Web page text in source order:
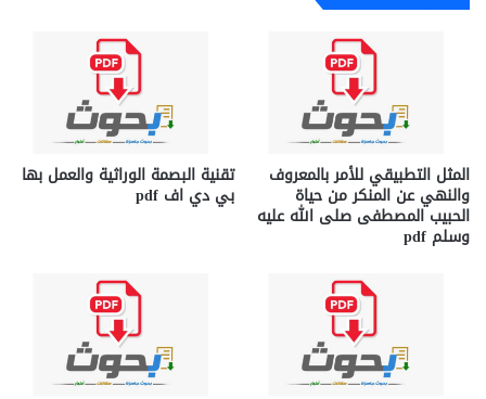
المثل التطبيقي للأمر بالمعروف
والنهي عن المنكر من حياة
الحبيب المصطفى صلى الله عليه
وسلم pdf
تقنية البصمة الوراثية والعمل بها
بي دي اف pdf